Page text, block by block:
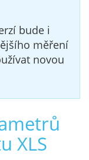
bude i
měření
novou
XLS